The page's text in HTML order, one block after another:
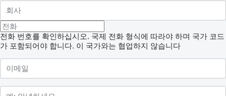
전화 번호를 확인하십시오. 국제 전화 형식에 따라야 하며 국가 코드
가 포함되어야 합니다. 이 국가와는 협업하지 않습니다